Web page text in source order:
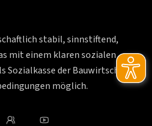
stabil, sinnstiftend,
mit einem klaren sozialen
Sozialkasse der Bauwirtschaft
möglich.